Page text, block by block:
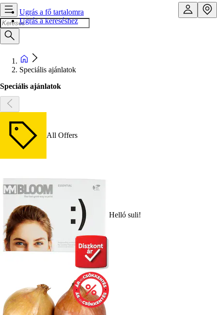
Ugrás a fő tartalomra
Ugrás a kereséshez
Speciális ajánlatok
Speciális ajánlatok
All Offers
Helló suli!